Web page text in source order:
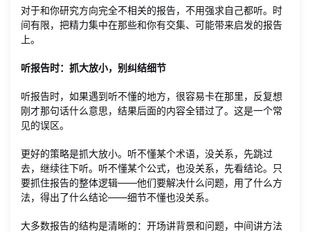
对于和你研究方向完全不相关的报告，不用强求自己都听。时
间有限，把精力集中在那些和你有交集、可能带来启发的报告
上。
听报告时：抓大放小，别纠结细节
听报告时，如果遇到听不懂的地方，很容易卡在那里，反复想
刚才那句话什么意思，结果后面的内容全错过了。这是一个常
见的误区。
更好的策略是抓大放小。听不懂某个术语，没关系，先跳过
去，继续往下听。听不懂某个公式，也没关系，先看结论。只
要抓住报告的整体逻辑——他们要解决什么问题，用了什么方
法，得出了什么结论——细节不懂也没关系。
大多数报告的结构是清晰的：开场讲背景和问题，中间讲方法